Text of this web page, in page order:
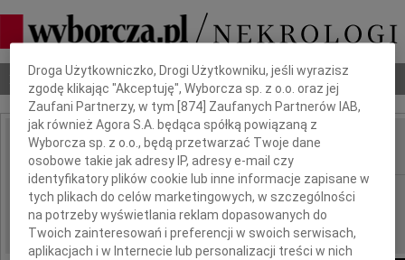
Nekrologi Odeszli Poradnik pogrzebowy
IMIĘ I NAZWISKO:
REGION: Kielce
DATA EMISJI: 25.06.2021
Dbamy o Twoją prywatność
Droga Użytkowniczko, Drogi Użytkowniku, jeśli wyrazisz
zgodę klikając "Akceptuję", Wyborcza sp. z o.o. oraz jej
Zaufani Partnerzy, w tym [874 ] Zaufanych Partnerów IAB,
jak również Agora S.A. będąca spółką powiązaną z
Wyborcza sp. z o.o., będą przetwarzać Twoje dane
osobowe takie jak adresy IP, adresy e-mail czy
identyfikatory plików cookie lub inne informacje zapisane w
tych plikach do celów marketingowych, w szczególności
na potrzeby wyświetlania reklam dopasowanych do
Twoich zainteresowań i preferencji w swoich serwisach,
aplikacjach i w Internecie lub personalizacji treści w nich